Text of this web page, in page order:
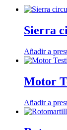
Sierra
Añadir a
Motor
Añadir a